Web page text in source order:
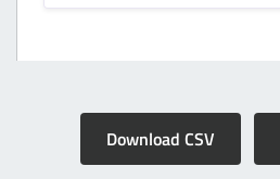
Download CSV